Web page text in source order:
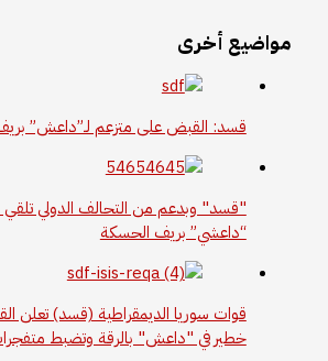
مواضيع أخرى
قسد: القبض على متزعم لـ”داعش” بريف
"قسد" وبدعم من التحالف الدولي
“داعشي” بريف الحسكة
قوات سوريا الديمقراطية (قسد) تعلن
خطير في "داعش" بالرقة وتضبط